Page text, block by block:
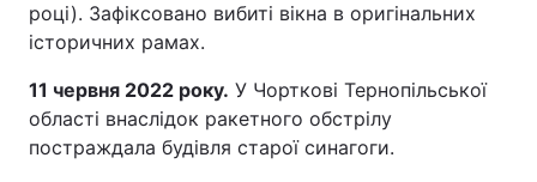
році). Зафіксовано вибиті вікна в оригінальних
історичних рамах.
11 червня 2022 року. У Чорткові Тернопільської
області внаслідок ракетного обстрілу
постраждала будівля старої синагоги.